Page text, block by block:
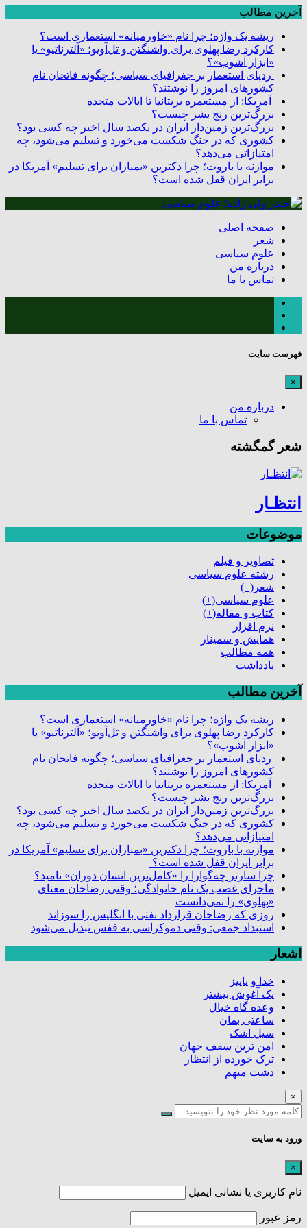
آخرین مطالب
ریشه یک واژه؛ چرا نام «خاورمیانه» استعماری است؟
کارکرد رضا پهلوی برای واشنگتن و تل‌آویو؛ «آلترناتیو» یا
«ابزار آشوب»؟
ردپای استعمار بر جغرافیای سیاسی؛ چگونه فاتحان نام
کشورهای امروز را نوشتند؟
آمریکا: از مستعمره بریتانیا تا ایالات متحده
بزرگ‌ترین رنج بشر چیست؟
بزرگ‌ترین زمین‌دار ایران در یکصد سال اخیر چه کسی بود؟
کشوری که در جنگ شکست می‌خورد و تسلیم می‌شود، چه
امتیازاتی می‌دهد؟
موازنه با باروت؛ چرا دکترین «بمباران برای تسلیم» آمریکا در
برابر ایران قفل شده است؟
صفحه اصلی
شعر
علوم سیاسی
درباره من
تماس با ما
فهرست سایت
×
درباره من
تماس با ما
شعر گمگشته
انتظـار
موضوعات
تصاویر و فیلم
رشته علوم سیاسی
شعر (+)
علوم سیاسی(+)
کتاب و مقاله(+)
نرم افزار
همایش و سمینار
همه مطالب
یادداشت
آخرین مطالب
ریشه یک واژه؛ چرا نام «خاورمیانه» استعماری است؟
کارکرد رضا پهلوی برای واشنگتن و تل‌آویو؛ «آلترناتیو» یا
«ابزار آشوب»؟
ردپای استعمار بر جغرافیای سیاسی؛ چگونه فاتحان نام
کشورهای امروز را نوشتند؟
آمریکا: از مستعمره بریتانیا تا ایالات متحده
بزرگ‌ترین رنج بشر چیست؟
بزرگ‌ترین زمین‌دار ایران در یکصد سال اخیر چه کسی بود؟
کشوری که در جنگ شکست می‌خورد و تسلیم می‌شود، چه
امتیازاتی می‌دهد؟
موازنه با باروت؛ چرا دکترین «بمباران برای تسلیم» آمریکا در
برابر ایران قفل شده است؟
چرا سارتر چه‌گوارا را «کامل‌ترین انسان دوران» نامید؟
ماجرای غصب یک نام خانوادگی؛ وقتی رضاخان معنای
«پهلوی» را نمی‌دانست
روزی که رضاخان قرارداد نفتی با انگلیس را سوزاند
استبداد جمعی: وقتی دموکراسی به قفس تبدیل می‌شود
اشعار
خدا و پاییز
یک آغوش بیشتر
وعده گاه خیال
ساعتی بمان
سیل اشک
امن ترین سقف جهان
ترک خورده از انتظار
دشت مبهم
×
ورود به سایت
×
نام کاربری یا نشانی ایمیل
رمز عبور